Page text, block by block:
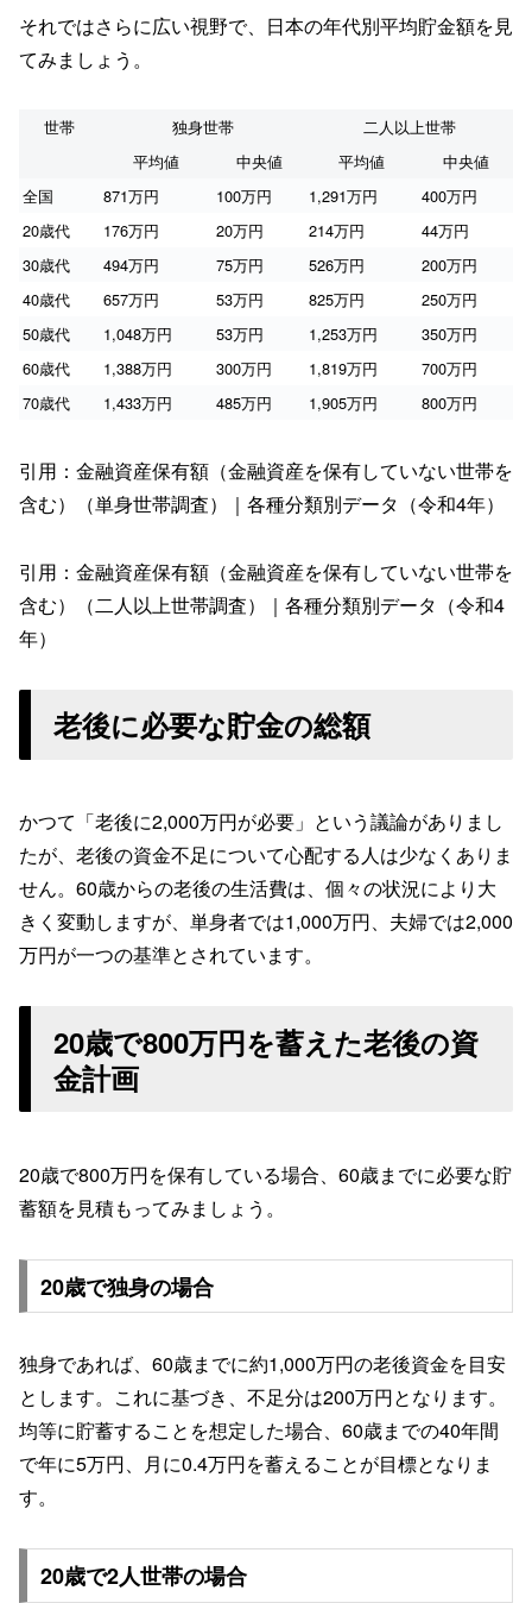
それではさらに広い視野で、日本の年代別平均貯金額を見
てみましょう。
世帯 独身世帯
二人以上世帯
平均値
中央値 平均値
中央値
全国
871万円 100万円 1,291万円
400万円
20歳代
176万円 20万円 214万円
44万円
30歳代
494万円 75万円 526万円
200万円
40歳代
657万円 53万円 825万円
250万円
50歳代
1,048万円 53万円 1,253万円
350万円
60歳代
1,388万円 300万円 1,819万円
700万円
70歳代
1,433万円 485万円 1,905万円 800万円
引用：金融資産保有額（金融資産を保有していない世帯を
含む）（単身世帯調査）｜各種分類別データ（令和4年）
引用：金融資産保有額（金融資産を保有していない世帯を
含む）（二人以上世帯調査）｜各種分類別データ（令和4
年）
老後に必要な貯金の総額
かつて「老後に2,000万円が必要」という議論がありまし
たが、老後の資金不足について心配する人は少なくありま
せん。60歳からの老後の生活費は、個々の状況により大
きく変動しますが、単身者では1,000万円、夫婦では2,000
万円が一つの基準とされています。
20歳で800万円を蓄えた老後の資
金計画
20歳で800万円を保有している場合、60歳までに必要な貯
蓄額を見積もってみましょう。
20歳で独身の場合
独身であれば、60歳までに約1,000万円の老後資金を目安
とします。これに基づき、不足分は200万円となります。
均等に貯蓄することを想定した場合、60歳までの40年間
で年に5万円、月に0.4万円を蓄えることが目標となりま
す。
20歳で2人世帯の場合